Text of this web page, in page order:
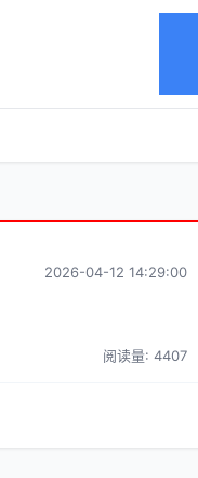
2026-04-12 14:29:00
阅读量: 4407